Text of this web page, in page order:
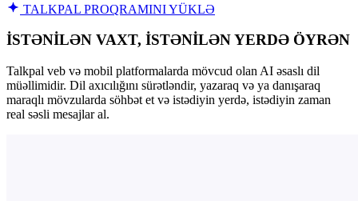
TALKPAL PROQRAMINI YÜKLƏ
İSTƏNİLƏN VAXT, İSTƏNİLƏN YERDƏ ÖYRƏN
Talkpal veb və mobil platformalarda mövcud olan AI əsaslı dil
müəllimidir. Dil axıcılığını sürətləndir, yazaraq və ya danışaraq
maraqlı mövzularda söhbət et və istədiyin yerdə, istədiyin zaman
real səsli mesajlar al.